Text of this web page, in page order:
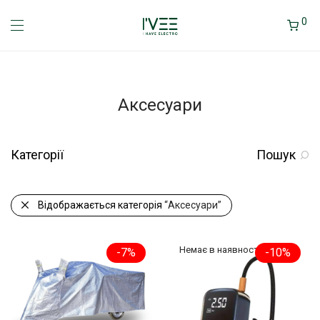
0
Аксесуари
Категорії Пошук
Відображається категорія “Аксесуари”
-7% -10%